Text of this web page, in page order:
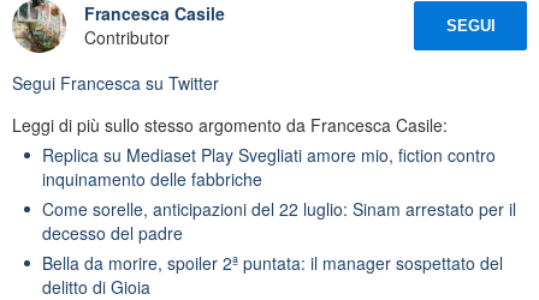
Francesca Casile
Contributor
SEGUI
Segui Francesca su Twitter
Leggi di più sullo stesso argomento da Francesca Casile:
Replica su Mediaset Play Svegliati amore mio, fiction contro
inquinamento delle fabbriche
Come sorelle, anticipazioni del 22 luglio: Sinam arrestato per il
decesso del padre
Bella da morire, spoiler 2ª puntata: il manager sospettato del
delitto di Gioia